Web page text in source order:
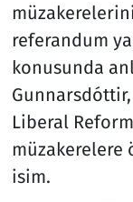
referandum
konusunda
Gunnarsdóttir,
Liberal
isim.